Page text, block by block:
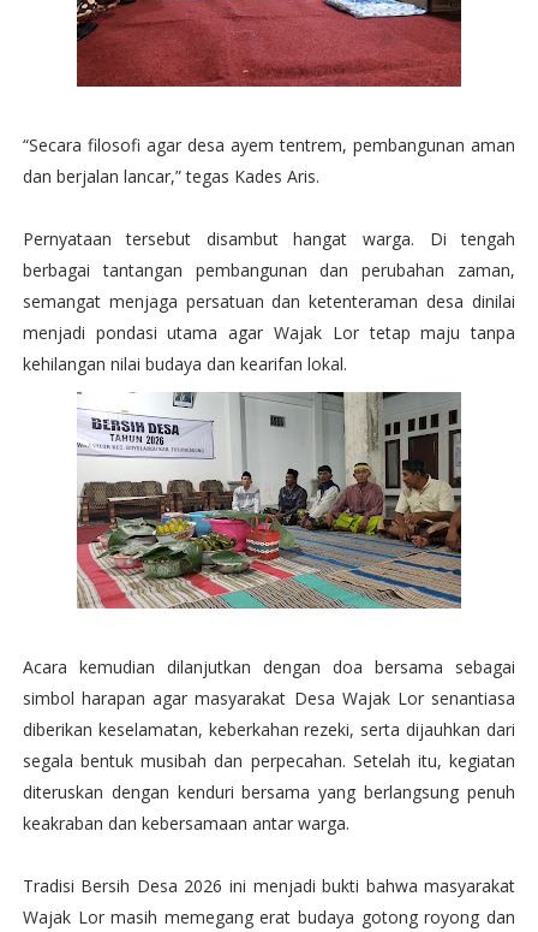
“Secara filosofi agar desa ayem tentrem, pembangunan aman
dan berjalan lancar,” tegas Kades Aris.
Pernyataan tersebut disambut hangat warga. Di tengah
berbagai tantangan pembangunan dan perubahan zaman,
semangat menjaga persatuan dan ketenteraman desa dinilai
menjadi pondasi utama agar Wajak Lor tetap maju tanpa
kehilangan nilai budaya dan kearifan lokal.
Acara kemudian dilanjutkan dengan doa bersama sebagai
simbol harapan agar masyarakat Desa Wajak Lor senantiasa
diberikan keselamatan, keberkahan rezeki, serta dijauhkan dari
segala bentuk musibah dan perpecahan. Setelah itu, kegiatan
diteruskan dengan kenduri bersama yang berlangsung penuh
keakraban dan kebersamaan antar warga.
Tradisi Bersih Desa 2026 ini menjadi bukti bahwa masyarakat
Wajak Lor masih memegang erat budaya gotong royong dan